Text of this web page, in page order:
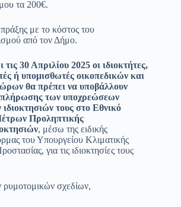
τα 200€.
πράξης με το κόστος του
από τον Δήμο.
30 Απριλίου 2025 οι ιδιοκτήτες,
ή υπομισθωτές οικοπεδικών και
θα πρέπει να υποβάλλουν
των υποχρεώσεων
τους στο Εθνικό
Προληπτικής
, μέσω της ειδικής
του Υπουργείου Κλιματικής
για τις ιδιοκτησίες τους
ρυμοτομικών σχεδίων,